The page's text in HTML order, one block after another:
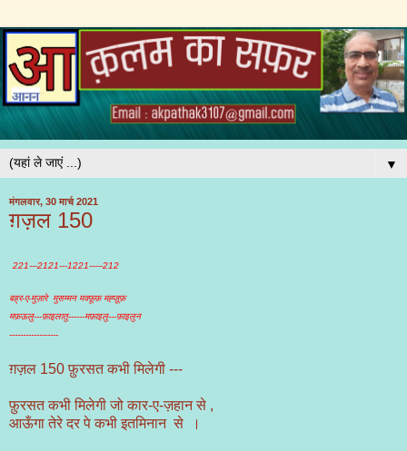
▼
मंगलवार, 30 मार्च 2021
ग़ज़ल 150
221---2121---1221-----212
बह्र-ए-मुज़ारे मुसम्मन मक्फ़ूफ़ मह्ज़ूफ़
मफ़ऊलु---फ़ाइलातु------मफ़ाइलु---फ़ाइलुन
------------------
ग़ज़ल 150 फ़ुरसत कभी मिलेगी ---
फ़ुरसत कभी मिलेगी जो कार-ए-ज़हान से ,
आऊँगा तेरे दर पे कभी इतमिनान से ।